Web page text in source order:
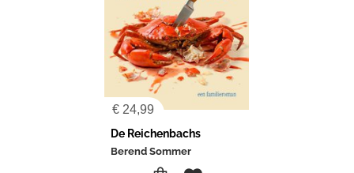
€ 24,99
De Reichenbachs
Berend Sommer